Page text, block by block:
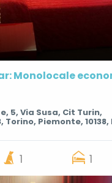
Monolocale
5, Via Susa, Cit Turin,
Torino, Piemonte,
1 1